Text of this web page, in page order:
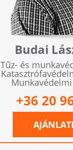
Budai
Tűz- és
+36 20